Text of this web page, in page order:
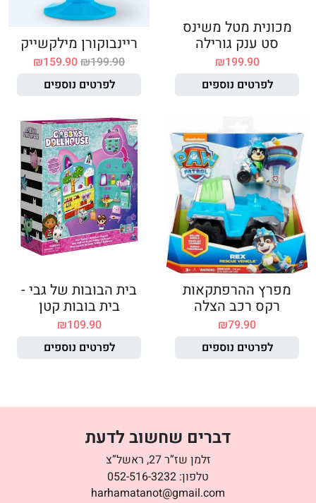
מכונית מטל משינס
סט ענק גורילה
₪199.90
לפרטים נוספים
ריינבוקורן מילקשייק
₪199.90
₪159.90
לפרטים נוספים
מפרץ ההרפתקאות
רקס רכב הצלה
₪79.90
לפרטים נוספים
בית הבובות של גבי -
בית בובות קטן
₪109.90
לפרטים נוספים
דברים שחשוב לדעת
זלמן שז”ר 27, ראשל”צ
טלפון: 052-516-3232
harhamatanot@gmail.com